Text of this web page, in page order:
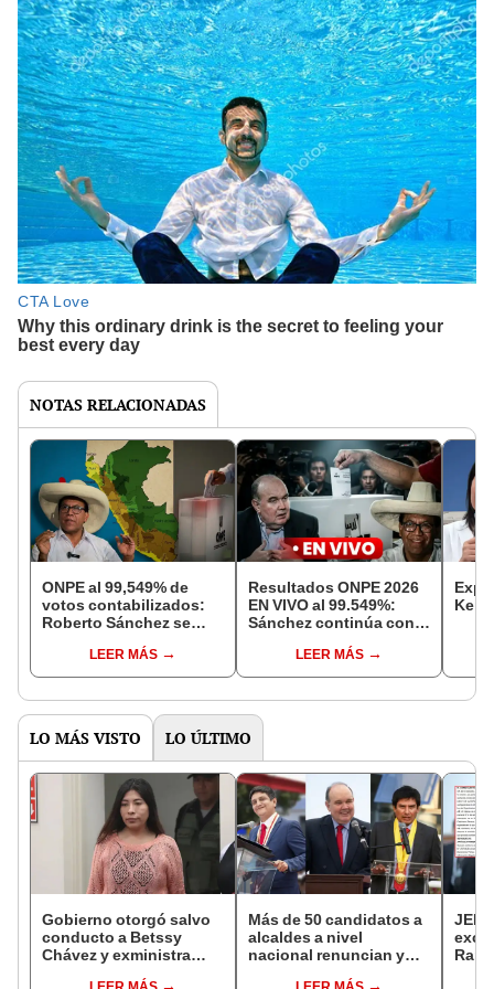
NOTAS RELACIONADAS
ONPE al 99,549% de
votos contabilizados:
Roberto Sánchez se
11 regiones del Perú
LEER MÁS
Resultados ONPE 2026
EN VIVO al 99.549%:
Sánchez continúa con
por encima de López
Aliaga
LEER MÁS
LO MÁS VISTO LO ÚLTIMO
Gobierno otorgó salvo
conducto a Betssy
Chávez y exministra
Más de 50 candidatos a
alcaldes a nivel
nacional renuncian y
JEE